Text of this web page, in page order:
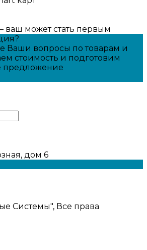
ваш может стать первым
Ваши вопросы по товарам и
стоимость и подготовим
предложение
дом 6
Системы", Все права